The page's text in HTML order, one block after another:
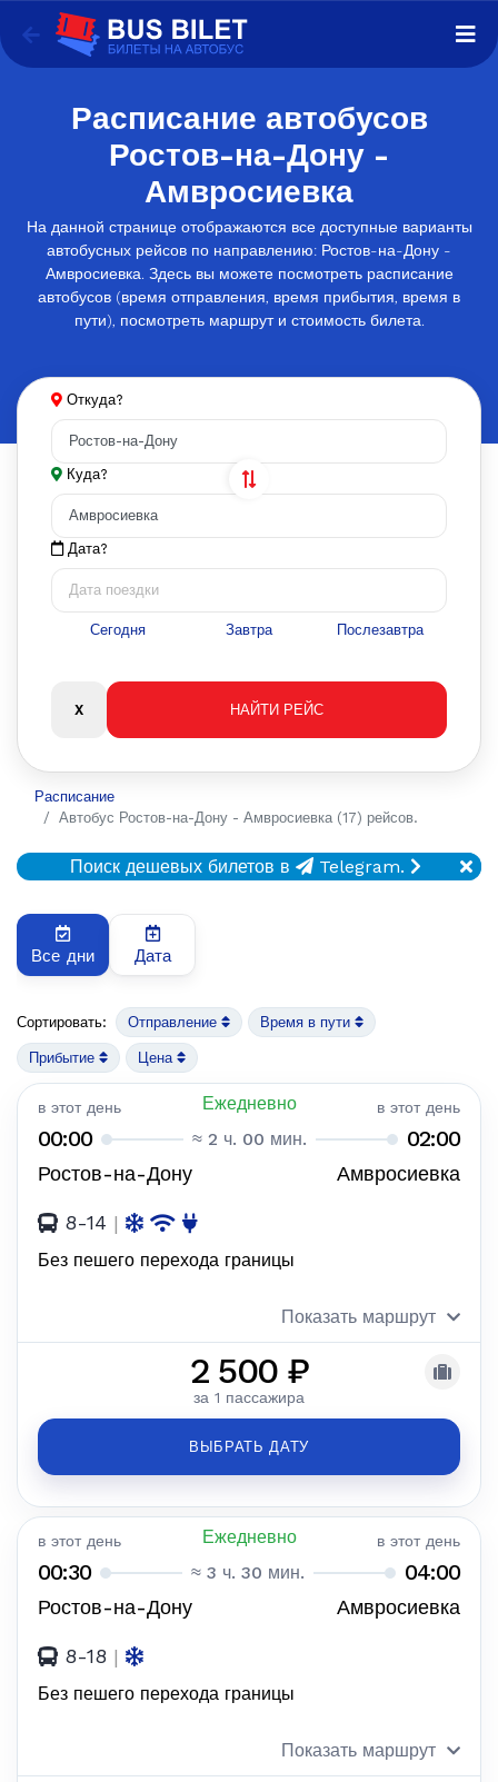
Расписание автобусов
Ростов-на-Дону -
Амвросиевка
На данной странице отображаются все доступные варианты
автобусных рейсов по направлению: Ростов-на-Дону -
Амвросиевка. Здесь вы можете посмотреть расписание
автобусов (время отправления, время прибытия, время в
пути), посмотреть маршрут и стоимость билета.
Откуда?
Куда?
Дата?
Сегодня Завтра Послезавтра
Расписание
Автобус Ростов-на-Дону - Амвросиевка (17) рейсов.
Поиск дешевых билетов в Telegram.
Все дни Дата
Сортировать: Отправление Время в пути
Прибытие Цена
в этот день Ежедневно в этот день
00:00 ≈ 2 ч. 00 мин. 02:00
Ростов-на-Дону Амвросиевка
8-14 |
Без пешего перехода границы
Показать маршрут
2 500 ₽
за 1 пассажира
ВЫБРАТЬ ДАТУ
в этот день Ежедневно в этот день
00:30 ≈ 3 ч. 30 мин. 04:00
Ростов-на-Дону Амвросиевка
8-18 |
Без пешего перехода границы
Показать маршрут